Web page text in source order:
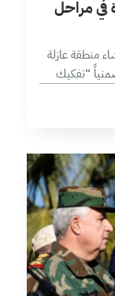
في مراحل
منطقة عازلة
“تفكيك
وأما المنطقة